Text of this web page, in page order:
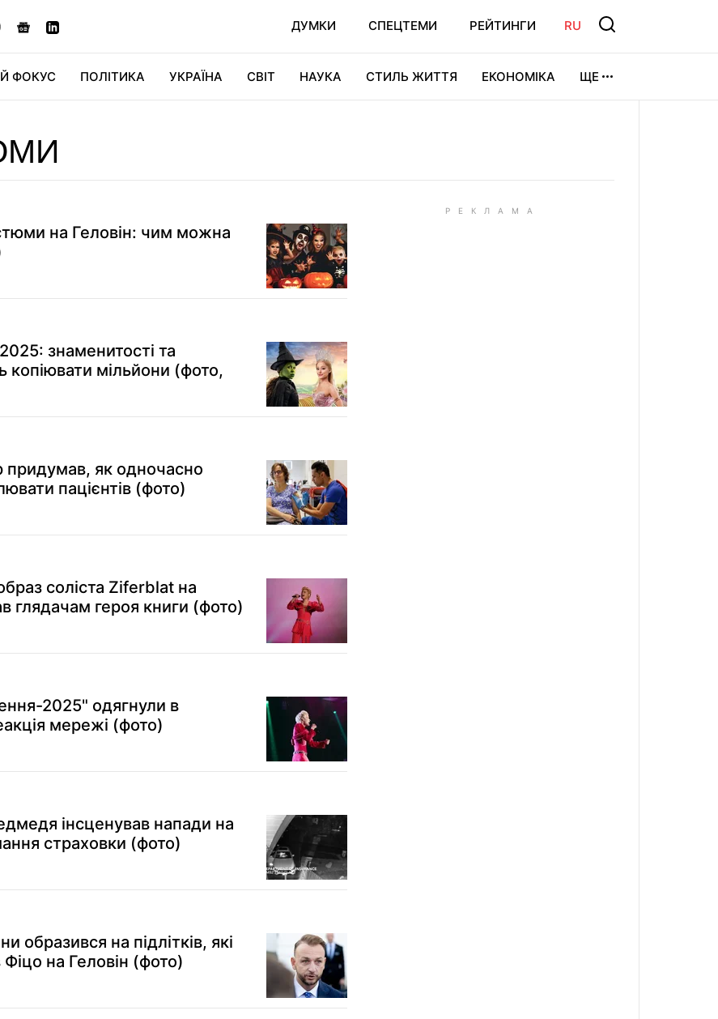
ДУМКИ СПЕЦТЕМИ РЕЙТИНГИ RU
ФОКУС ПОЛІТИКА УКРАЇНА СВІТ НАУКА СТИЛЬ ЖИТТЯ ЕКОНОМІКА ЩЕ
на Геловін: чим можна
знаменитості та
копіювати мільйони (фото,
придумав, як одночасно
пацієнтів (фото)
соліста Ziferblat на
глядачам героя книги (фото)
2025" одягнули в
мережі (фото)
інсценував напади на
страховки (фото)
на підлітків, які
на Геловін (фото)